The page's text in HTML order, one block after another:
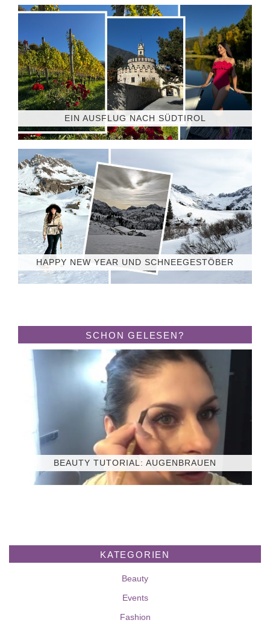
EIN AUSFLUG NACH SÜDTIROL
HAPPY NEW YEAR UND SCHNEEGESTÖBER
SCHON GELESEN?
BEAUTY TUTORIAL: AUGENBRAUEN
KATEGORIEN
Beauty
Events
Fashion